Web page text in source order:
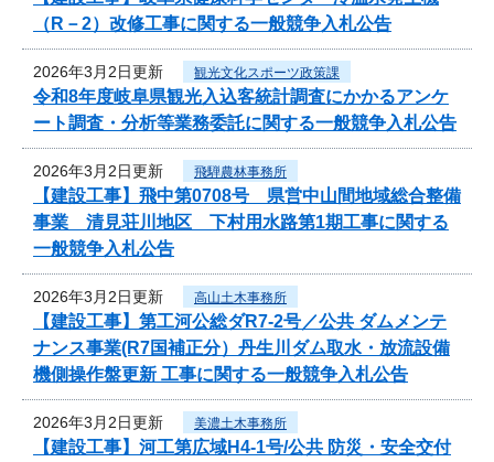
（R－2）改修工事に関する一般競争入札公告
2026年3月2日更新 観光文化スポーツ政策課
令和8年度岐阜県観光入込客統計調査にかかるアンケ
ート調査・分析等業務委託に関する一般競争入札公告
2026年3月2日更新 飛騨農林事務所
【建設工事】飛中第0708号 県営中山間地域総合整備
事業 清見荘川地区 下村用水路第1期工事に関する
一般競争入札公告
2026年3月2日更新 高山土木事務所
【建設工事】第工河公総ダR7-2号／公共 ダムメンテ
ナンス事業(R7国補正分）丹生川ダム取水・放流設備
機側操作盤更新 工事に関する一般競争入札公告
2026年3月2日更新 美濃土木事務所
【建設工事】河工第広域H4-1号/公共 防災・安全交付